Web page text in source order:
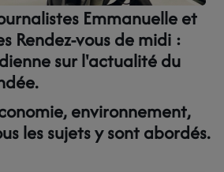
Emmanuelle et
Rendez-vous de midi :
sur l'actualité du
environnement,
les sujets y sont abordés.